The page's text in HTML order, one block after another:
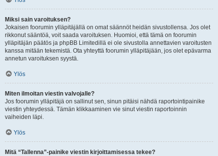
Miksi sain varoituksen?
Jokaisen foorumin ylläpitäjällä on omat säännöt heidän sivustollensa. Jos olet
rikkonut sääntöä, voit saada varoituksen. Huomioi, että tämä on foorumin
ylläpitäjän päätös ja phpBB Limitedillä ei ole sivustolla annettavien varoitusten
kanssa mitään tekemistä. Ota yhteyttä foorumin ylläpitäjään, jos olet epävarma
annetun varoituksen syystä.
Ylös
Miten ilmoitan viestin valvojalle?
Jos foorumin ylläpitäjä on sallinut sen, sinun pitäisi nähdä raportointipainike
viestin yhteydessä. Tämän klikkaaminen vie sinut viestin raportoinnin
vaiheiden läpi.
Ylös
Mitä “Tallenna”-painike viestin kirjoittamisessa tekee?